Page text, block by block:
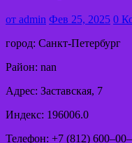
от admin Фев 25, 2025 0
город: Санкт-Петербург
Район: nan
Адрес: Заставская, 7
Индекс: 196006.0
Телефон: +7 (812)